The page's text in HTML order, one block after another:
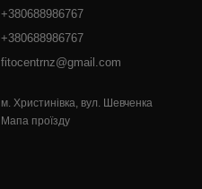
+380688986767
+380688986767
fitocentrnz@gmail.com
м. Христинівка, вул. Шевченка
Мапа проїзду